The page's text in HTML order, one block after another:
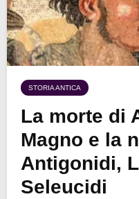
STORIA ANTICA
La morte di
Magno e la
Antigonidi,
Seleucidi